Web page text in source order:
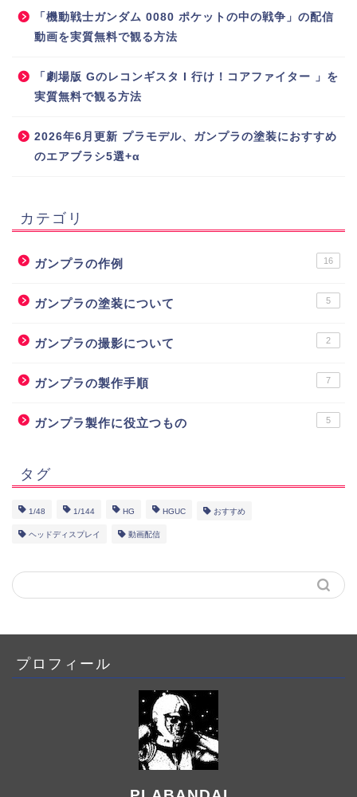
「機動戦士ガンダム 0080 ポケットの中の戦争」の配信
動画を実質無料で観る方法
「劇場版 Gのレコンギスタ I 行け！コアファイター 」を
実質無料で観る方法
2026年6月更新 プラモデル、ガンプラの塗装におすすめ
のエアブラシ5選+α
カテゴリ
ガンプラの作例 16
ガンプラの塗装について 5
ガンプラの撮影について 2
ガンプラの製作手順 7
ガンプラ製作に役立つもの 5
タグ
1/48 1/144 HG HGUC おすすめ
ヘッドディスプレイ 動画配信
プロフィール